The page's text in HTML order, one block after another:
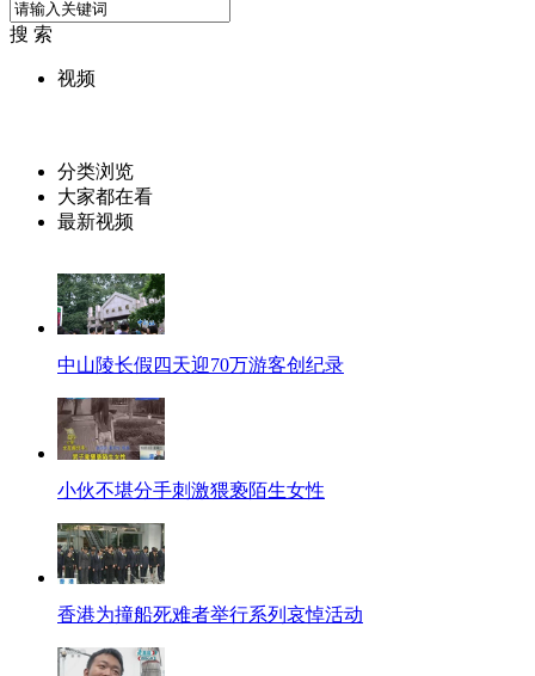
搜 索
视频
分类浏览
大家都在看
最新视频
中山陵长假四天迎70万游客创纪录
小伙不堪分手刺激猥亵陌生女性
香港为撞船死难者举行系列哀悼活动